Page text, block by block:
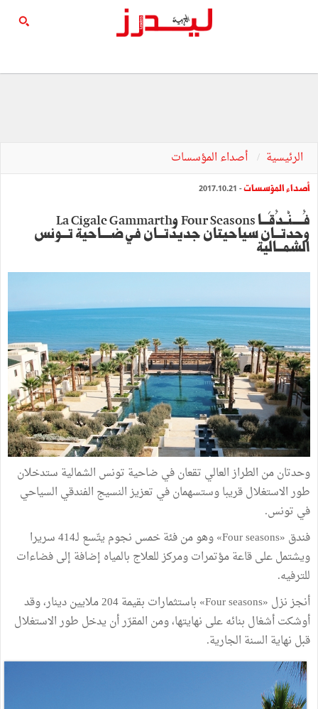
الرئيسية أصداء المؤسسات
أصداء المؤسسات- 2017.10.21
فُـــــنْــدُقَـــا Four Seasons وLa Cigale Gammarth
وحدتـــان سياحيتان جديدتـــان في ضــــاحية تـــونس
الشمـــالية
وحدتان من الطراز العالي تقعان في ضاحية تونس الشمالية ستدخلان
طور الاستغلال قريبا وستسهمان في تعزيز النسيج الفندقي السياحي
في تونس.
فندق «Four seasons» وهو من فئة خمس نجوم يتّسع لـ414 سريرا
ويشتمل على قاعة مؤتمرات ومركز للعلاج بالمياه إضافة إلى فضاءات
للترفيه.
أنجز نزل «Four seasons» باستثمارات بقيمة 204 ملايين دينار، وقد
أوشكت أشغال بنائه على نهايتها، ومن المقرّر أن يدخل طور الاستغلال
قبل نهاية السنة الجارية.